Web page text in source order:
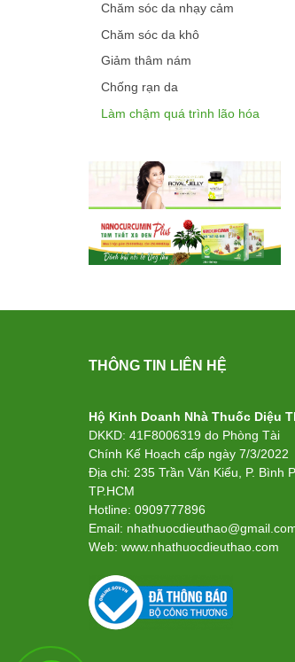
Chăm sóc da nhạy cảm
Chăm sóc da khô
Giảm thâm nám
Chống rạn da
Làm chậm quá trình lão hóa
THÔNG TIN LIÊN HỆ
Hộ Kinh Doanh Nhà Thuốc Diệu
DKKD: 41F8006319 do Phòng Tài
Chính Kế Hoạch cấp ngày 7/3/2022
Địa chỉ: 235 Trần Văn Kiểu, P. Bình
TP.HCM
Hotline: 0909777896
Email:
Web: www.nhathuocdieuthao.com